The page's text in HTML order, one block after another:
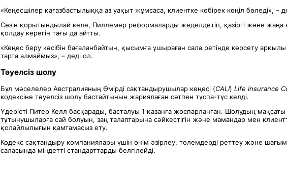
«Кеңесшілер қағазбастылыққа аз уақыт жұмсаса, клиентке көбірек көңіл бөледі», –
Сөзін қорытындылай келе, Пиллемер реформаларды жеделдетіп, қазіргі және жаңа
қолдау керегін тағы да айтты.
«Кеңес беру кәсібін бағаланбайтын, қысымға ұшыраған сала ретінде көрсету
тарта алмаймыз», – деді ол.
Тәуелсіз шолу
Бұл мәселелер Австралияның Өмірді сақтандырушылар кеңесі (CALI) Life Insurance
кодексіне тәуелсіз шолу бастайтынын жариялаған сәтпен тұспа-тұс келді.
Үдерісті Питер Келл басқарады, басталуы 1 қазанға жоспарланған. Шолудың мақсаты –
тұтынушыларға сай болуын, заң талаптарына сәйкестігін және мамандар мен
қолайлылығын қамтамасыз ету.
Кодекс сақтандыру компаниялары үшін өнім әзірлеу, төлемдерді реттеу және
саласында міндетті стандарттарды белгілейді.